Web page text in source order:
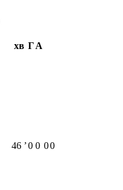
хв ГА
46 ʼ0 0 00